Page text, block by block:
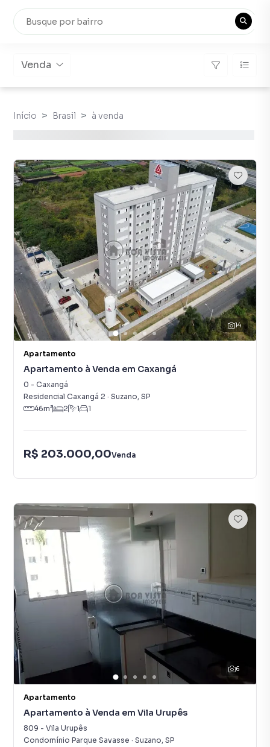
Venda
Início Brasil à venda
14
Apartamento
Apartamento à Venda em Caxangá
0 - Caxangá
Residencial Caxangá 2 · Suzano, SP
46m² 2 1 1
R$ 203.000,00Venda
6
Apartamento
Apartamento à Venda em Vila Urupês
809 - Vila Urupês
Condomínio Parque Savasse · Suzano, SP